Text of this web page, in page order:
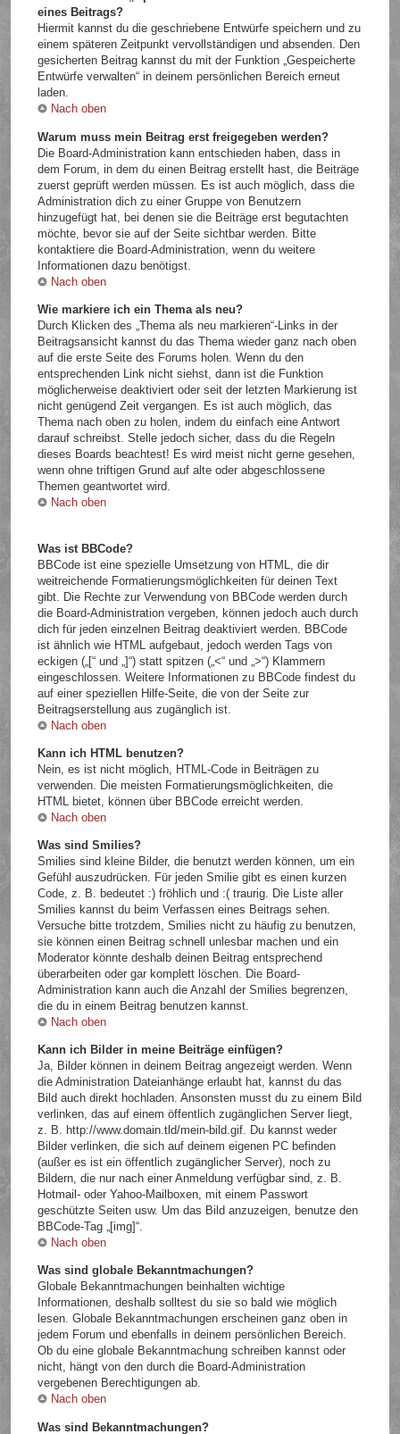
eines Beitrags?
Hiermit kannst du die geschriebene Entwürfe speichern und zu
einem späteren Zeitpunkt vervollständigen und absenden. Den
gesicherten Beitrag kannst du mit der Funktion „Gespeicherte
Entwürfe verwalten“ in deinem persönlichen Bereich erneut
laden.
Nach oben
Warum muss mein Beitrag erst freigegeben werden?
Die Board-Administration kann entschieden haben, dass in
dem Forum, in dem du einen Beitrag erstellt hast, die Beiträge
zuerst geprüft werden müssen. Es ist auch möglich, dass die
Administration dich zu einer Gruppe von Benutzern
hinzugefügt hat, bei denen sie die Beiträge erst begutachten
möchte, bevor sie auf der Seite sichtbar werden. Bitte
kontaktiere die Board-Administration, wenn du weitere
Informationen dazu benötigst.
Nach oben
Wie markiere ich ein Thema als neu?
Durch Klicken des „Thema als neu markieren“-Links in der
Beitragsansicht kannst du das Thema wieder ganz nach oben
auf die erste Seite des Forums holen. Wenn du den
entsprechenden Link nicht siehst, dann ist die Funktion
möglicherweise deaktiviert oder seit der letzten Markierung ist
nicht genügend Zeit vergangen. Es ist auch möglich, das
Thema nach oben zu holen, indem du einfach eine Antwort
darauf schreibst. Stelle jedoch sicher, dass du die Regeln
dieses Boards beachtest! Es wird meist nicht gerne gesehen,
wenn ohne triftigen Grund auf alte oder abgeschlossene
Themen geantwortet wird.
Nach oben
Was ist BBCode?
BBCode ist eine spezielle Umsetzung von HTML, die dir
weitreichende Formatierungsmöglichkeiten für deinen Text
gibt. Die Rechte zur Verwendung von BBCode werden durch
die Board-Administration vergeben, können jedoch auch durch
dich für jeden einzelnen Beitrag deaktiviert werden. BBCode
ist ähnlich wie HTML aufgebaut, jedoch werden Tags von
eckigen („[“ und „]“) statt spitzen („<“ und „>“) Klammern
eingeschlossen. Weitere Informationen zu BBCode findest du
auf einer speziellen Hilfe-Seite, die von der Seite zur
Beitragserstellung aus zugänglich ist.
Nach oben
Kann ich HTML benutzen?
Nein, es ist nicht möglich, HTML-Code in Beiträgen zu
verwenden. Die meisten Formatierungsmöglichkeiten, die
HTML bietet, können über BBCode erreicht werden.
Nach oben
Was sind Smilies?
Smilies sind kleine Bilder, die benutzt werden können, um ein
Gefühl auszudrücken. Für jeden Smilie gibt es einen kurzen
Code, z. B. bedeutet :) fröhlich und :( traurig. Die Liste aller
Smilies kannst du beim Verfassen eines Beitrags sehen.
Versuche bitte trotzdem, Smilies nicht zu häufig zu benutzen,
sie können einen Beitrag schnell unlesbar machen und ein
Moderator könnte deshalb deinen Beitrag entsprechend
überarbeiten oder gar komplett löschen. Die Board-
Administration kann auch die Anzahl der Smilies begrenzen,
die du in einem Beitrag benutzen kannst.
Nach oben
Kann ich Bilder in meine Beiträge einfügen?
Ja, Bilder können in deinem Beitrag angezeigt werden. Wenn
die Administration Dateianhänge erlaubt hat, kannst du das
Bild auch direkt hochladen. Ansonsten musst du zu einem Bild
verlinken, das auf einem öffentlich zugänglichen Server liegt,
z. B. http://www.domain.tld/mein-bild.gif. Du kannst weder
Bilder verlinken, die sich auf deinem eigenen PC befinden
(außer es ist ein öffentlich zugänglicher Server), noch zu
Bildern, die nur nach einer Anmeldung verfügbar sind, z. B.
Hotmail- oder Yahoo-Mailboxen, mit einem Passwort
geschützte Seiten usw. Um das Bild anzuzeigen, benutze den
BBCode-Tag „[img]“.
Nach oben
Was sind globale Bekanntmachungen?
Globale Bekanntmachungen beinhalten wichtige
Informationen, deshalb solltest du sie so bald wie möglich
lesen. Globale Bekanntmachungen erscheinen ganz oben in
jedem Forum und ebenfalls in deinem persönlichen Bereich.
Ob du eine globale Bekanntmachung schreiben kannst oder
nicht, hängt von den durch die Board-Administration
vergebenen Berechtigungen ab.
Nach oben
Was sind Bekanntmachungen?